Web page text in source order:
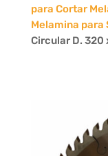
para Cortar
Melamina
Circular D. 320